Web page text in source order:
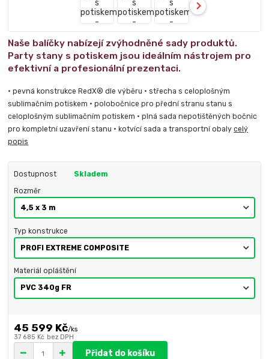
Naše balíčky nabízejí zvýhodněné sady produktů.
Party stany s potiskem jsou ideálním nástrojem pro
efektivní a profesionální prezentaci.
• pevná konstrukce RedX® dle výběru • střecha s celoplošným
sublimačním potiskem • polobočnice pro přední stranu stanu s
celoplošným sublimačním potiskem • plná sada nepotištěných bočnic
pro kompletní uzavření stanu • kotvící sada a transportní obalycelý
popis
Dostupnost Skladem
Rozměr
Typ konstrukce
Materiál opláštění
45 599 Kč/ks
37 685 Kč bez DPH
Přidat do košíku